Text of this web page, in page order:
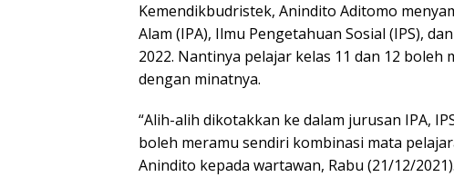
Kemendikbudristek, Anindito Aditomo
Alam (IPA), Ilmu Pengetahuan Sosial (IPS),
2022. Nantinya pelajar kelas 11 dan 12
dengan minatnya.
“Alih-alih dikotakkan ke dalam jurusan IPA,
boleh meramu sendiri kombinasi mata
Anindito kepada wartawan, Rabu (21/12/2021).